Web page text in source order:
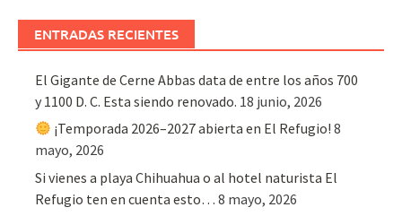
ENTRADAS RECIENTES
El Gigante de Cerne Abbas data de entre los años 700
y 1100 D. C. Esta siendo renovado. 18 junio, 2026
¡Temporada 2026–2027 abierta en El Refugio! 8
mayo, 2026
Si vienes a playa Chihuahua o al hotel naturista El
Refugio ten en cuenta esto… 8 mayo, 2026